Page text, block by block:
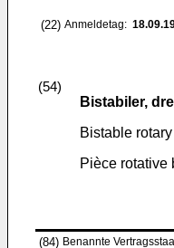
(22) Anmeldetag:
(54)
Bistabiler,
Bistable
Pièce rotative
(84) Benannte